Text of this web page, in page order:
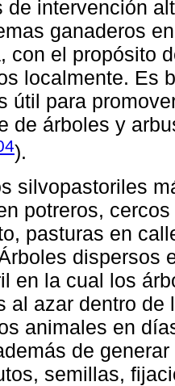
de intervención
ganaderos
con el propósito
localmente. Es
útil para
de árboles y
).
silvopastoriles
potreros,
pasturas en
dispersos
en la cual los
al azar dentro de
animales en
de
semillas,